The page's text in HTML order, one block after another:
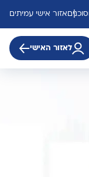
סוכנים אזור אישי עמיתים
לאזור האישי